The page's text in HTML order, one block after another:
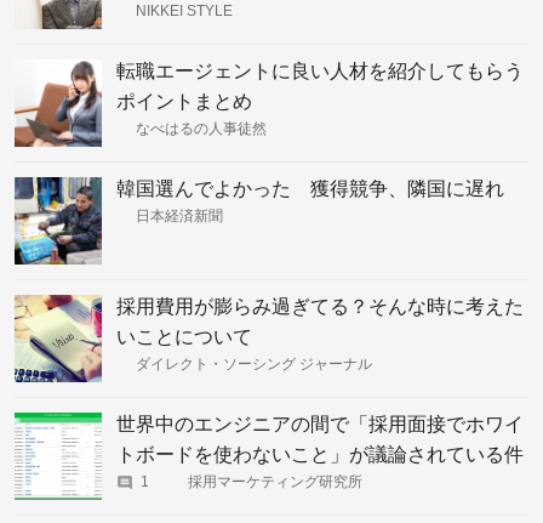
NIKKEI STYLE
転職エージェントに良い人材を紹介してもらう
ポイントまとめ
なべはるの人事徒然
韓国選んでよかった 獲得競争、隣国に遅れ
日本経済新聞
採用費用が膨らみ過ぎてる？そんな時に考えた
いことについて
ダイレクト・ソーシング ジャーナル
世界中のエンジニアの間で「採用面接でホワイ
トボードを使わないこと」が議論されている件
1 採用マーケティング研究所